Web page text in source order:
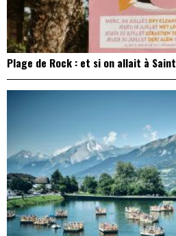
Plage de Rock : et si on allait à